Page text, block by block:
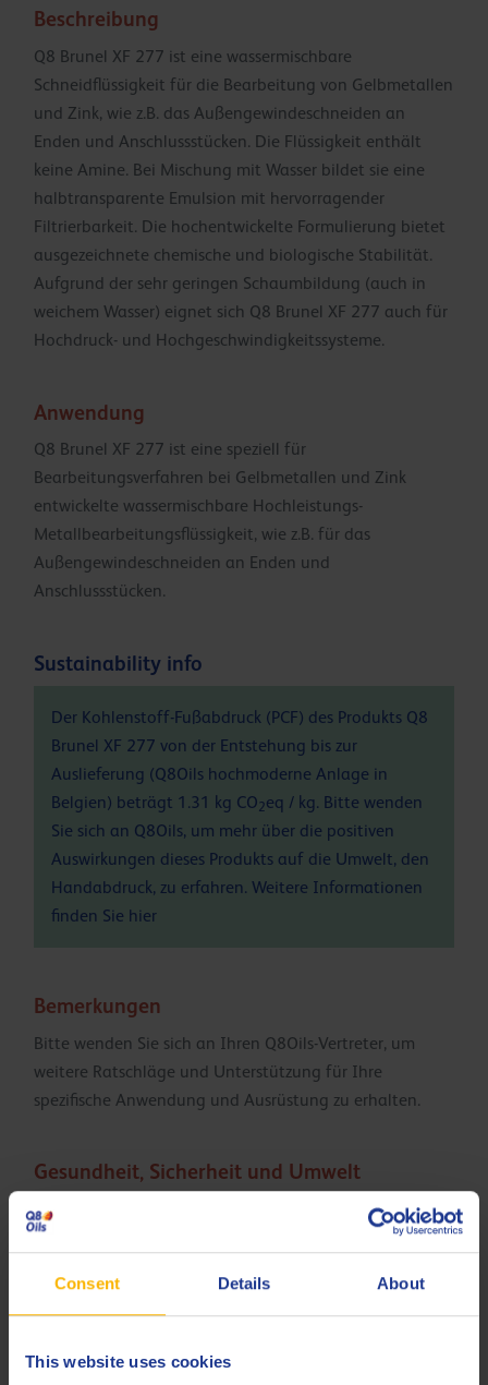
Consent Details About
This website uses cookies
Beschreibung
Q8 Brunel XF 277 ist eine wassermischbare
Schneidflüssigkeit für die Bearbeitung von Gelbmetallen
und Zink, wie z.B. das Außengewindeschneiden an
Enden und Anschlussstücken. Die Flüssigkeit enthält
keine Amine. Bei Mischung mit Wasser bildet sie eine
halbtransparente Emulsion mit hervorragender
Filtrierbarkeit. Die hochentwickelte Formulierung bietet
ausgezeichnete chemische und biologische Stabilität.
Aufgrund der sehr geringen Schaumbildung (auch in
weichem Wasser) eignet sich Q8 Brunel XF 277 auch für
Hochdruck- und Hochgeschwindigkeitssysteme.
Anwendung
Q8 Brunel XF 277 ist eine speziell für
Bearbeitungsverfahren bei Gelbmetallen und Zink
entwickelte wassermischbare Hochleistungs-
Metallbearbeitungsflüssigkeit, wie z.B. für das
Außengewindeschneiden an Enden und
Anschlussstücken.
Sustainability info
Der Kohlenstoff-Fußabdruck (PCF) des Produkts Q8
Brunel XF 277 von der Entstehung bis zur
Auslieferung (Q8Oils hochmoderne Anlage in
Belgien) beträgt 1.31 kg CO2eq / kg. Bitte wenden
Sie sich an Q8Oils, um mehr über die positiven
Auswirkungen dieses Produkts auf die Umwelt, den
Handabdruck, zu erfahren. Weitere Informationen
finden Sie hier
Bemerkungen
Bitte wenden Sie sich an Ihren Q8Oils-Vertreter, um
weitere Ratschläge und Unterstützung für Ihre
spezifische Anwendung und Ausrüstung zu erhalten.
Gesundheit, Sicherheit und Umwelt
Q8 Brunel XF 277 ist frei von zugesetztem Formaldehyd,
Chlor, Bor, Borsäure und sekundären Aminen. Das
Dadurch werden Umweltsicherheit und
Anwendergesundheit gewährleistet. Das
Materialsicherheitsdatenblatt enthält Anleitungen für